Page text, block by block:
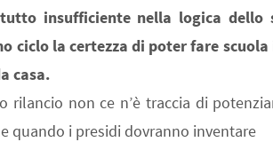
insufficiente nella logica
ciclo la certezza di poter fare
casa.
rilancio non ce n’è traccia di
quando i presidi dovranno inventare